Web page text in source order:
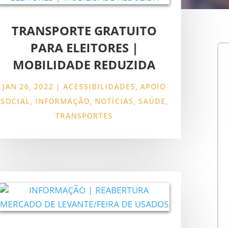
TRANSPORTE GRATUITO
PARA ELEITORES |
MOBILIDADE REDUZIDA
JAN 26, 2022 |ACESSIBILIDADES,APOIO
SOCIAL, INFORMAÇÃO, NOTÍCIAS, SAÚDE,
TRANSPORTES